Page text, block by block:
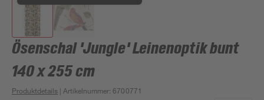
Ösenschal 'Jungle' Leinenoptik bunt
140 x 255 cm
Produktdetails | Artikelnummer:6700771